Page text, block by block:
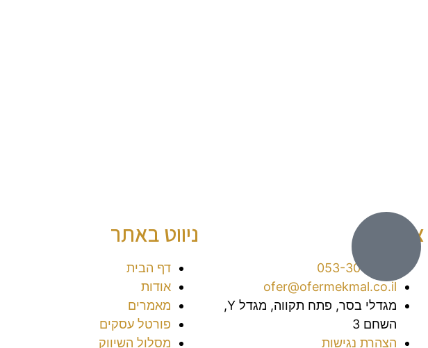
צור קשר
053-3016038⁩
ofer@ofermekmal.co.il
מגדלי בסר, פתח תקווה, מגדל Y,
השחם 3
הצהרת נגישות
ניווט באתר
דף הבית
אודות
מאמרים
פורטל עסקים
מסלול השיווק